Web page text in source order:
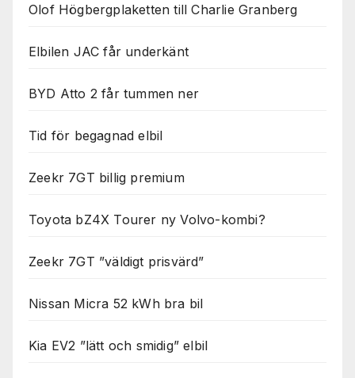
Olof Högbergplaketten till Charlie Granberg
Elbilen JAC får underkänt
BYD Atto 2 får tummen ner
Tid för begagnad elbil
Zeekr 7GT billig premium
Toyota bZ4X Tourer ny Volvo-kombi?
Zeekr 7GT ”väldigt prisvärd”
Nissan Micra 52 kWh bra bil
Kia EV2 ”lätt och smidig” elbil